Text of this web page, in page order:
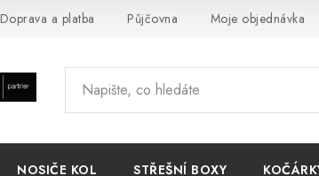
Doprava a platba Půjčovna Moje objednávka
NOSIČE KOL STŘEŠNÍ BOXY